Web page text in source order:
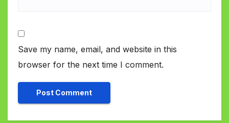
Save my name, email, and website in this
browser for the next time I comment.